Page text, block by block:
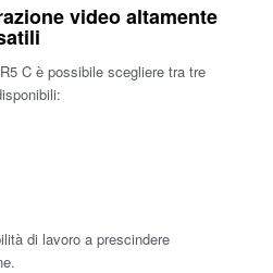
video altamente
C è possibile scegliere tra tre
di lavoro a prescindere